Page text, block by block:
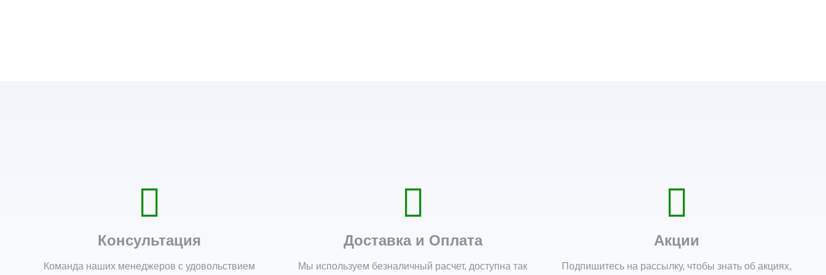
Консультация
Команда наших менеджеров с удовольствием
Доставка и Оплата
Мы используем безналичный расчет, доступна так
Акции
Подпишитесь на рассылку, чтобы знать об акциях,